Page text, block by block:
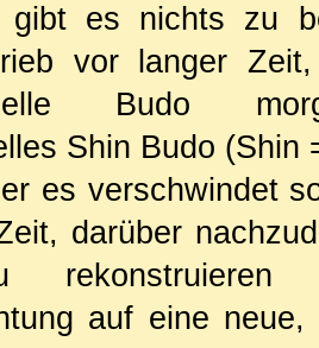
gibt es nichts zu
vor langer
Budo
Shin Budo (Shin
es verschwindet
darüber
auf eine neue,